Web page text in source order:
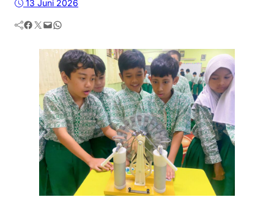
13 Juni 2026
Facebook Twitter Mail WhatsApp